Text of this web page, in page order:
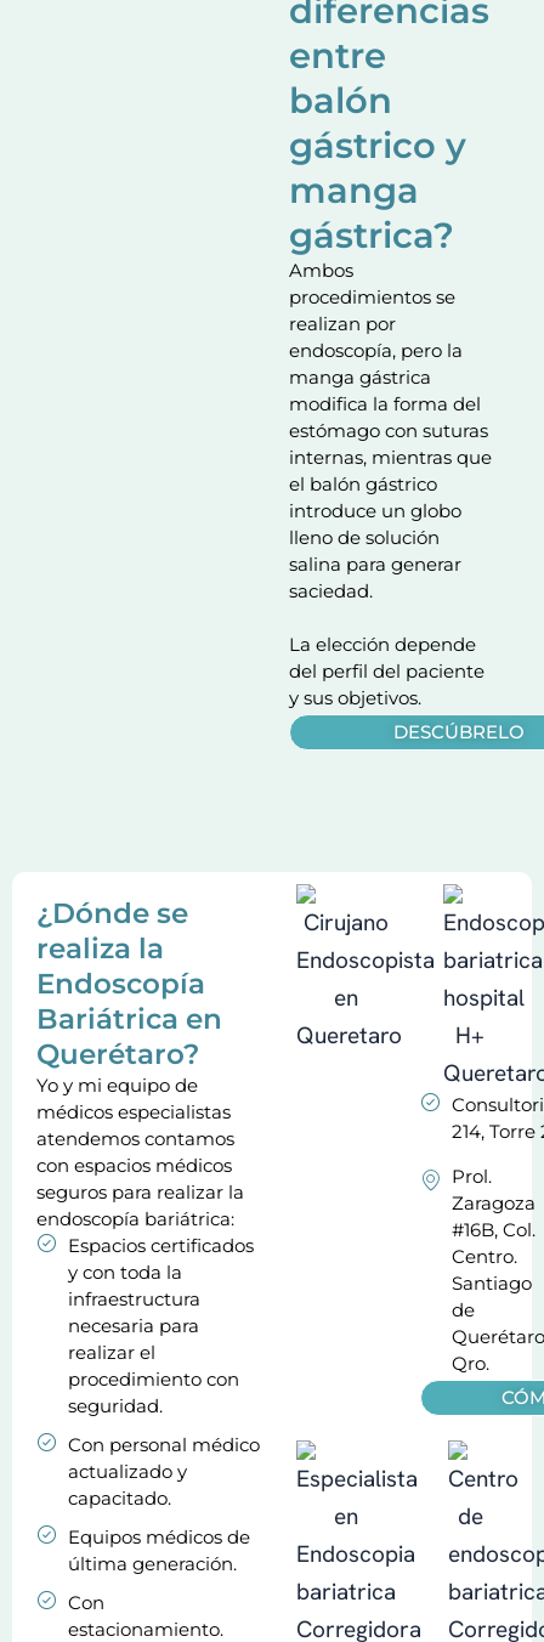
diferencias
entre
balón
gástrico y
manga
gástrica?
Ambos
procedimientos se
realizan por
endoscopía, pero la
manga gástrica
modifica la forma del
estómago con suturas
internas, mientras que
el balón gástrico
introduce un globo
lleno de solución
salina para generar
saciedad.
La elección depende
del perfil del paciente
y sus objetivos.
DESCÚBRELO
¿Dónde se
realiza la
Endoscopía
Bariátrica en
Querétaro?
Yo y mi equipo de
médicos especialistas
atendemos contamos
con espacios médicos
seguros para realizar la
endoscopía bariátrica:
Espacios certificados
y con toda la
infraestructura
necesaria para
realizar el
procedimiento con
seguridad.
Con personal médico
actualizado y
capacitado.
Equipos médicos de
última generación.
Con
estacionamiento.
214, Torre
Prol.
Zaragoza
#16B, Col.
Centro.
Santiago
de
Qro.